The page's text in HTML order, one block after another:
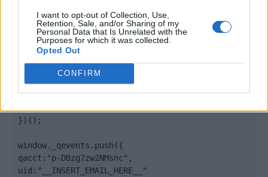
I want to opt-out of Collection, Use,
Retention, Sale, and/or Sharing of my
Personal Data that Is Unrelated with the
Purposes for which it was collected.
Opted Out
CONFIRM
elem.src = (document.location.protocol ==
"https:" ? "https://secure" : "http://edge") +
".quantserve.com/quant.js";
elem.async = true;
elem.type = "text/javascript";
var scpt =
document.getElementsByTagName('script')[0];
})();
window._qevents.push({
qacct:"p-DBzg7zw2NMsnc",
uid:"__INSERT_EMAIL_HERE__"